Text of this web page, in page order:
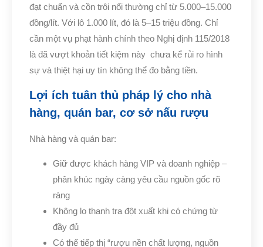
đạt chuẩn và cồn trôi nổi thường chỉ từ 5.000–15.000
đồng/lít. Với lô 1.000 lít, đó là 5–15 triệu đồng. Chỉ
cần một vụ phạt hành chính theo Nghị định 115/2018
là đã vượt khoản tiết kiệm này chưa kể rủi ro hình
sự và thiệt hại uy tín không thể đo bằng tiền.
Lợi ích tuân thủ pháp lý cho nhà
hàng, quán bar, cơ sở nấu rượu
Nhà hàng và quán bar:
Giữ được khách hàng VIP và doanh nghiệp –
phân khúc ngày càng yêu cầu nguồn gốc rõ
ràng
Không lo thanh tra đột xuất khi có chứng từ
đầy đủ
Có thể tiếp thị “rượu nền chất lượng, nguồn